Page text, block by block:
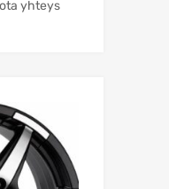
yhteys